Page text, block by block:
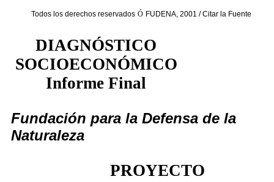
Todos los derechos reservados Ó FUDENA, 2001 / Citar la Fuente
DIAGNÓSTICO
SOCIOECONÓMICO
Informe Final
Fundación para la Defensa de la
Naturaleza
PROYECTO